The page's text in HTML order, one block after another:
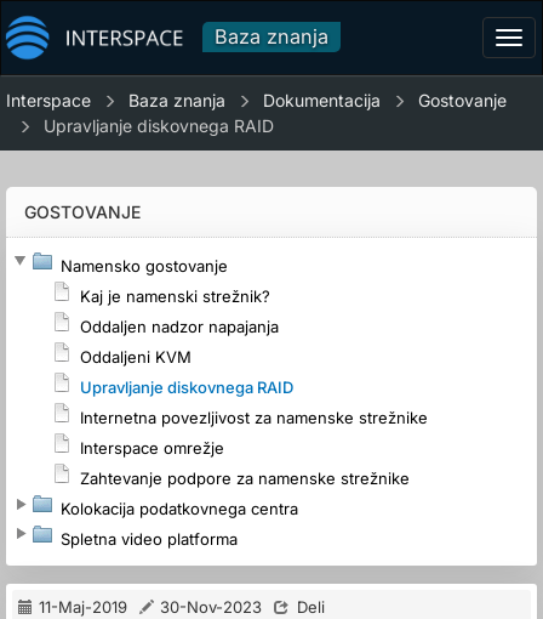
Baza znanja
Interspace Baza znanja Dokumentacija
Gostovanje
Upravljanje diskovnega RAID
GOSTOVANJE
Namensko gostovanje
Kaj je namenski strežnik?
Oddaljen nadzor napajanja
Oddaljeni KVM
Upravljanje diskovnega RAID
Internetna povezljivost za namenske strežnike
Interspace omrežje
Zahtevanje podpore za namenske strežnike
Kolokacija podatkovnega centra
Spletna video platforma
11-Maj-2019 30-Nov-2023 Deli